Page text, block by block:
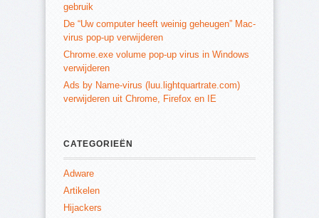
gebruik
De “Uw computer heeft weinig geheugen” Mac-
virus pop-up verwijderen
Chrome.exe volume pop-up virus in Windows
verwijderen
Ads by Name-virus (luu.lightquartrate.com)
verwijderen uit Chrome, Firefox en IE
CATEGORIEËN
Adware
Artikelen
Hijackers